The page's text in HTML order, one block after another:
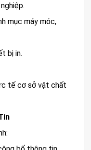
mục máy móc,
bị in.
tế cơ sở vật chất